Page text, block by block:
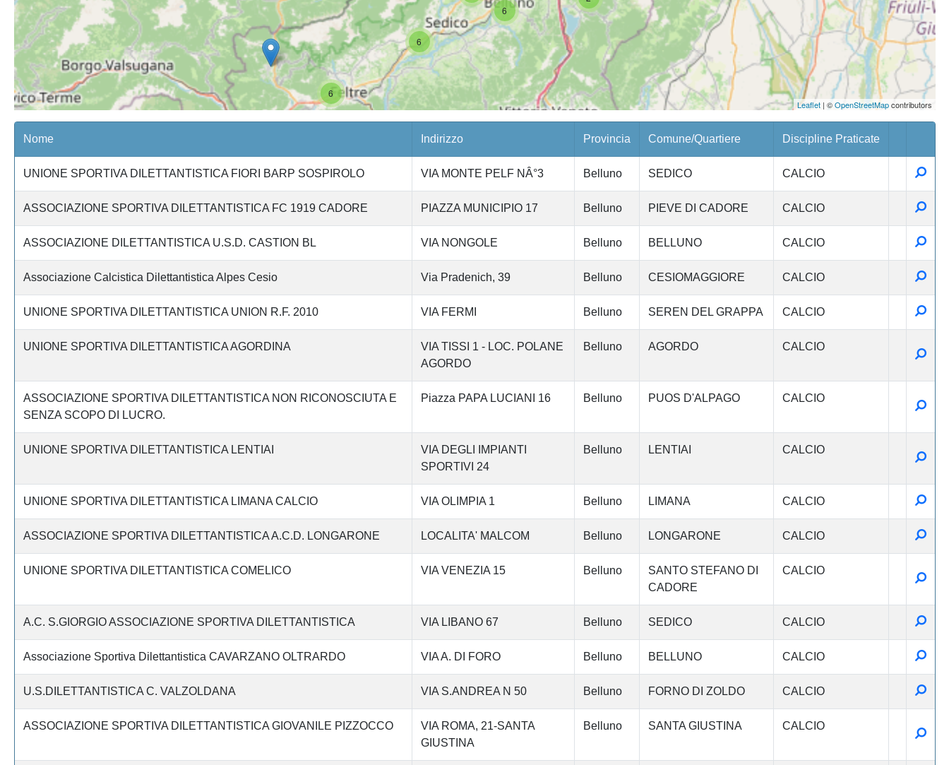
6
6
6
Leaflet| ©OpenStreetMapcontributors
Nome Indirizzo Provincia Comune/Quartiere Discipline Praticate
UNIONE SPORTIVA DILETTANTISTICA FIORI BARP SOSPIROLO VIA MONTE PELF NÂ°3 Belluno SEDICO CALCIO
ASSOCIAZIONE SPORTIVA DILETTANTISTICA FC 1919 CADORE PIAZZA MUNICIPIO 17 Belluno PIEVE DI CADORE CALCIO
ASSOCIAZIONE DILETTANTISTICA U.S.D. CASTION BL VIA NONGOLE Belluno BELLUNO CALCIO
Associazione Calcistica Dilettantistica Alpes Cesio Via Pradenich, 39 Belluno CESIOMAGGIORE CALCIO
UNIONE SPORTIVA DILETTANTISTICA UNION R.F. 2010 VIA FERMI Belluno SEREN DEL GRAPPA CALCIO
UNIONE SPORTIVA DILETTANTISTICA AGORDINA
VIA TISSI 1 - LOC. POLANE
AGORDO
Belluno AGORDO CALCIO
ASSOCIAZIONE SPORTIVA DILETTANTISTICA NON RICONOSCIUTA E
SENZA SCOPO DI LUCRO.
Piazza PAPA LUCIANI 16 Belluno PUOS D'ALPAGO CALCIO
UNIONE SPORTIVA DILETTANTISTICA LENTIAI
VIA DEGLI IMPIANTI
SPORTIVI 24
Belluno LENTIAI CALCIO
UNIONE SPORTIVA DILETTANTISTICA LIMANA CALCIO VIA OLIMPIA 1 Belluno LIMANA CALCIO
ASSOCIAZIONE SPORTIVA DILETTANTISTICA A.C.D. LONGARONE LOCALITA' MALCOM Belluno LONGARONE CALCIO
UNIONE SPORTIVA DILETTANTISTICA COMELICO VIA VENEZIA 15 Belluno
SANTO STEFANO DI
CADORE
CALCIO
A.C. S.GIORGIO ASSOCIAZIONE SPORTIVA DILETTANTISTICA VIA LIBANO 67 Belluno SEDICO CALCIO
Associazione Sportiva Dilettantistica CAVARZANO OLTRARDO VIA A. DI FORO Belluno BELLUNO CALCIO
U.S.DILETTANTISTICA C. VALZOLDANA VIA S.ANDREA N 50 Belluno FORNO DI ZOLDO CALCIO
ASSOCIAZIONE SPORTIVA DILETTANTISTICA GIOVANILE PIZZOCCO
VIA ROMA, 21-SANTA
GIUSTINA
Belluno SANTA GIUSTINA CALCIO